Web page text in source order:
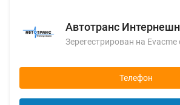
Автотранс
Зерегестрирован на
Телефон